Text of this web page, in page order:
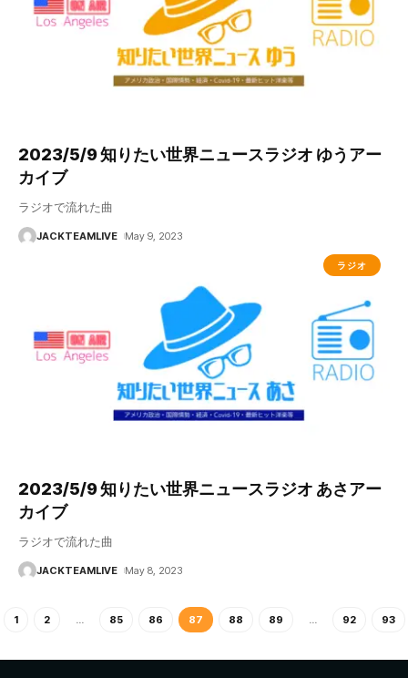
2023/5/9 知りたい世界ニュースラジオ ゆうアー
カイブ
ラジオで流れた曲
JACKTEAMLIVE May 9, 2023
ラジオ
2023/5/9 知りたい世界ニュースラジオ あさアー
カイブ
ラジオで流れた曲
JACKTEAMLIVE May 8, 2023
1 2 … 85 86 87 88 89 … 92 93